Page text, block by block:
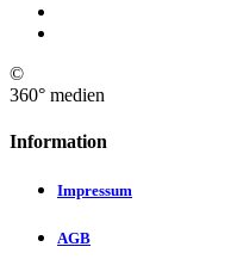
©
360° medien
Information
Impressum
AGB